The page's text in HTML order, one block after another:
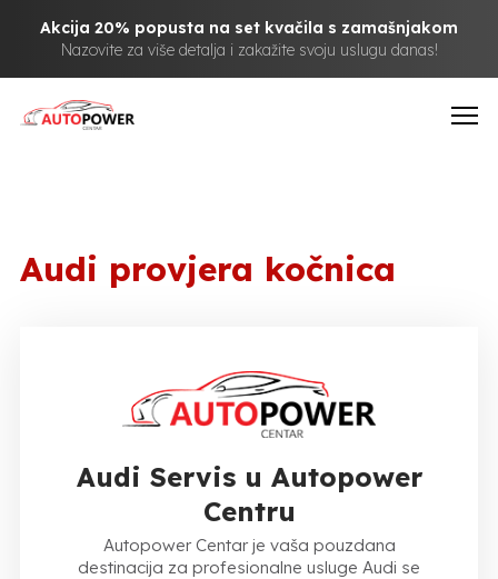
Akcija 20% popusta na set kvačila s zamašnjakom
Nazovite za više detalja i zakažite svoju uslugu danas!
Audi provjera kočnica
Audi Servis u Autopower
Centru
Autopower Centar je vaša pouzdana
destinacija za profesionalne usluge Audi se